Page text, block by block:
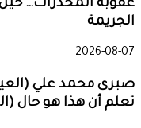
عقوبة المخدرات…
الجريمة
2026-08-07
صبرى محمد علي
تعلم أن هذا هو حال